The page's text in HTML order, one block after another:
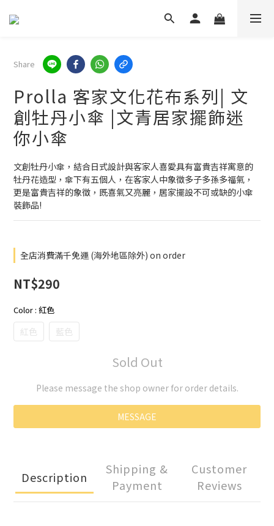
Share
Prolla 客家文化花布系列| 文
創牡丹小傘 |文青居家擺飾迷
你小傘
文創牡丹小傘，結合日式設計與客家人喜愛具有富貴吉祥寓意的
牡丹花造型，傘下有五個人，在客家人中象徵多子多孫多福氣，
更是富貴吉祥的象徵，既喜氣又亮麗，居家擺設不可或缺的小傘
裝飾品!
全店消費滿千免運 (海外地區除外) on order
NT$290
Color : 紅色
紅色 藍色
Sold Out
Please message the shop owner for order details.
MESSAGE
Description
Shipping &
Payment
Customer
Reviews